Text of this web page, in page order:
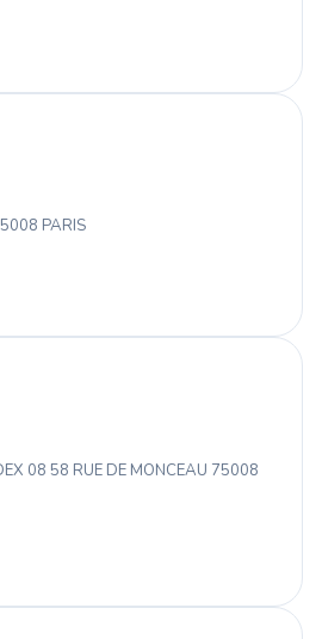
PARIS
08 58 RUE DE MONCEAU 75008